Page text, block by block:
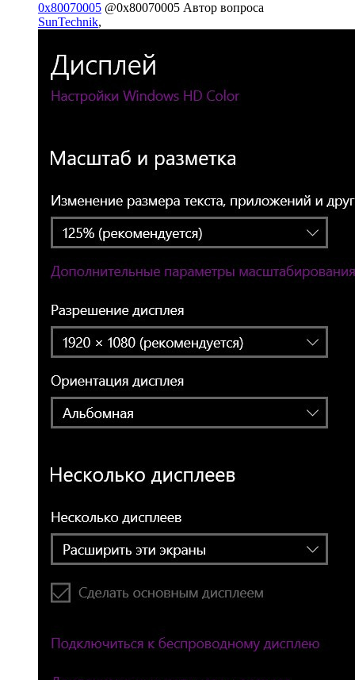
0x80070005 @0x80070005 Автор вопроса
SunTechnik,